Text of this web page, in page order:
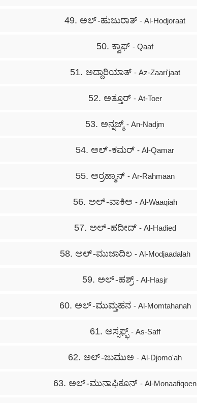
49. ಅಲ್ -ಹುಜುರಾತ್ - Al-Hodjoraat
50. ಕ್ವಾಫ್ - Qaaf
51. ಅದ್ದಾರಿಯಾತ್ - Az-Zaari'jaat
52. ಅತ್ತೂರ್ - At-Toer
53. ಅನ್ನಜ್ಮ್ - An-Nadjm
54. ಅಲ್ -ಕಮರ್ - Al-Qamar
55. ಅರ್‍ರಹ್ಮಾನ್ - Ar-Rahmaan
56. ಅಲ್ -ವಾಕಿಅ - Al-Waaqiah
57. ಅಲ್ -ಹದೀದ್ - Al-Hadied
58. ಅಲ್ -ಮುಜಾದಿಲ - Al-Modjaadalah
59. ಅಲ್ -ಹಶ್ರ್ - Al-Hasjr
60. ಅಲ್ -ಮುಮ್ತಹನ - Al-Momtahanah
61. ಅಸ್ಸಫ್ಫ್ - As-Saff
62. ಅಲ್ -ಜುಮುಅ - Al-Djomo'ah
63. ಅಲ್ -ಮುನಾಫಿಕೂನ್ - Al-Monaafiqoen